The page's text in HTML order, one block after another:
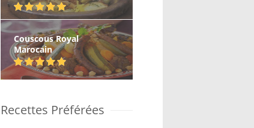
Couscous Royal
Marocain
Recettes Préférées